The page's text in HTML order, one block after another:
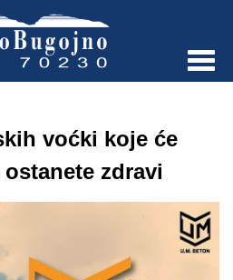
voćki koje će
zdravi